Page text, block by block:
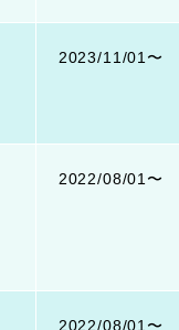
2023/11/01〜
2022/08/01〜
2022/08/01〜